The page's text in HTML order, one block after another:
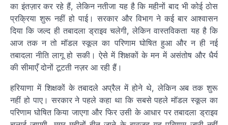
का इंतज़ार कर रहे हैं, लेकिन नतीजा यह है कि महीनों बाद भी कोई ठोस
प्रक्रिया शुरू नहीं हो पाई। सरकार और विभाग ने कई बार आश्वासन
दिया कि जल्द ही तबादला ड्राइव चलेगी, लेकिन वास्तविकता यह है कि
आज तक न तो मॉडल स्कूल का परिणाम घोषित हुआ और न ही नई
तबादला नीति लागू हो सकी। ऐसे में शिक्षकों के मन में असंतोष और धैर्य
की सीमाएँ दोनों टूटती नज़र आ रही हैं।
हरियाणा में शिक्षकों के तबादले अप्रैल में होने थे, लेकिन अब तक शुरू
नहीं हो पाए। सरकार ने पहले कहा था कि सबसे पहले मॉडल स्कूल का
परिणाम घोषित किया जाएगा और फिर उसी के आधार पर तबादला ड्राइव